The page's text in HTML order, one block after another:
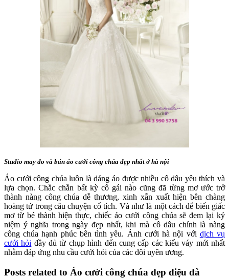
Studio may đo và bán áo cưới công chúa đẹp nhất ở hà nội
Áo cưới công chúa luôn là dáng áo được nhiều cô dâu yêu thích và
lựa chọn. Chắc chắn bất kỳ cô gái nào cũng đã từng mơ ước trở
thành nàng công chúa dễ thương, xinh xắn xuất hiện bên chàng
hoàng tử trong câu chuyện cổ tích. Và như là một cách để biến giấc
mơ từ bé thành hiện thực, chiếc áo cưới công chúa sẽ đem lại kỷ
niệm ý nghĩa trong ngày đẹp nhất, khi mà cô dâu chính là nàng
công chúa hạnh phúc bên tình yêu. Ảnh cưới hà nội với dịch vụ
cưới hỏi đầy đủ từ chụp hình đến cung cấp các kiểu váy mới nhất
nhằm đáp ứng nhu cầu cưới hỏi của các đôi uyên ương.
Posts related to Áo cưới công chúa đẹp điệu đà